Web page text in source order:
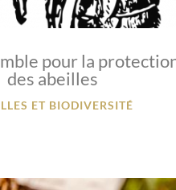
pour la
des abeilles
ET BIODIVERSITÉ